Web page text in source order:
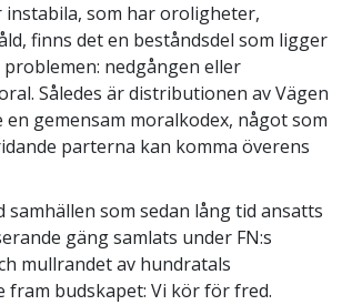
instabila, som har oroligheter,
finns det en beståndsdel som ligger
nedgången eller
Således är distributionen av Vägen
gemensam moralkodex, något som
parterna kan komma överens
samhällen som sedan lång tid ansatts
gäng samlats under FN:s
mullrandet av hundratals
fram budskapet: Vi kör för fred.